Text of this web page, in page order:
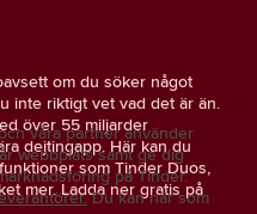
om du söker något
inte riktigt vet vad det är än.
över 55 miljarder
dejtingapp. Här kan du
som Tinder Duos,
mer. Ladda ner gratis på
våra partner använder
webbplats samt ge dig
på Tinder.
Du kan när som